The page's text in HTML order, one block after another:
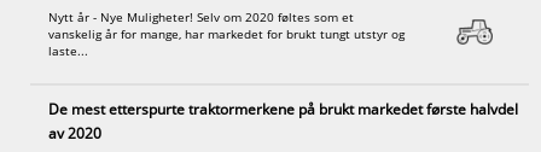
Nytt år - Nye Muligheter! Selv om 2020 føltes som et
vanskelig år for mange, har markedet for brukt tungt utstyr og
laste...
De mest etterspurte traktormerkene på brukt markedet første halvdel
av 2020